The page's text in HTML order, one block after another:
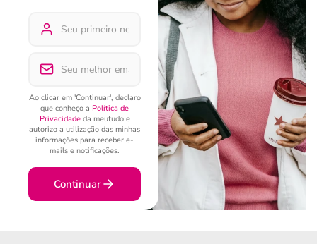
Ao clicar em 'Continuar', declaro
que conheço a Política de
Privacidadeda meutudo e
autorizo a utilização das minhas
informações para receber e-
mails e notificações.
Continuar